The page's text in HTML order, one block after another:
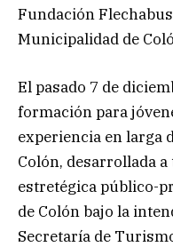
Fundación
Municipalidad de
El pasado 7 de
formación para
experiencia en larga
Colón, desarrollada
estretégica público-
de Colón bajo la
Secretaría de